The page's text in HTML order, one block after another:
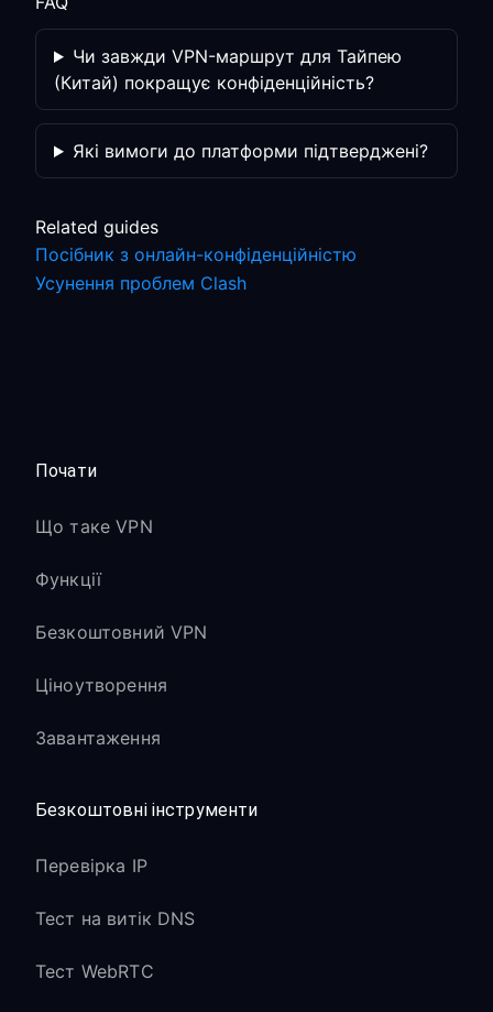
Чи завжди VPN-маршрут для Тайпею
(Китай) покращує конфіденційність?
Які вимоги до платформи підтверджені?
Related guides
Посібник з онлайн-конфіденційністю
Усунення проблем Clash
Почати
Що таке VPN
Функції
Безкоштовний VPN
Ціноутворення
Завантаження
Безкоштовні інструменти
Перевірка IP
Тест на витік DNS
Тест WebRTC